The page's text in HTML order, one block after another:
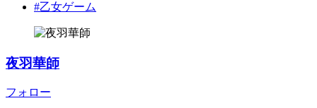
#乙女ゲーム
夜羽華師
フォロー